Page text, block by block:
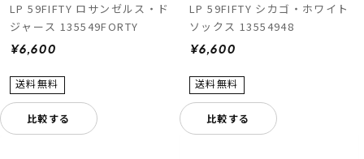
LP 59FIFTY ロサンゼルス・ド
ジャース 135549FORTY
¥6,600
比較する
LP 59FIFTY シカゴ・ホワイト
ソックス 13554948
¥6,600
比較する